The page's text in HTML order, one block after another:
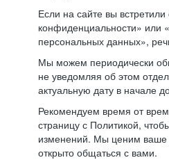
Если на сайте вы
конфиденциальности» или
персональных данных»,
Мы можем периодически
не уведомляя об этом
актуальную дату в начале
Рекомендуем время от
страницу с Политикой,
изменений. Мы ценим ваше
открыто общаться с вами.